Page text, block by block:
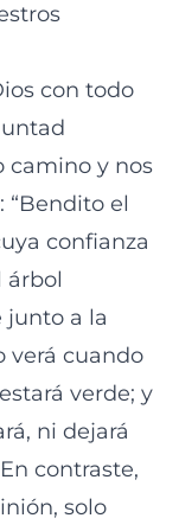
con todo
camino y nos
el
confianza
árbol
junto a la
verá cuando
verde; y
ni dejará
contraste,
solo